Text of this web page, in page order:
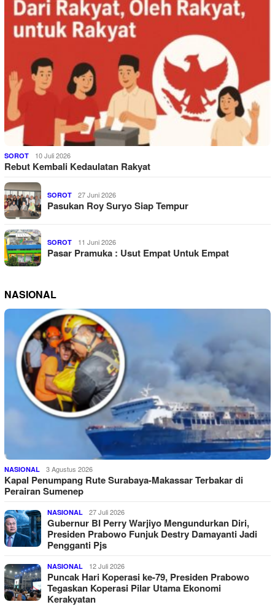
SOROT 10 Juli 2026
Rebut Kembali Kedaulatan Rakyat
SOROT 27 Juni 2026
Pasukan Roy Suryo Siap Tempur
SOROT 11 Juni 2026
Pasar Pramuka : Usut Empat Untuk Empat
NASIONAL
NASIONAL 3 Agustus 2026
Kapal Penumpang Rute Surabaya-Makassar Terbakar di
Perairan Sumenep
NASIONAL 27 Juli 2026
Gubernur BI Perry Warjiyo Mengundurkan Diri,
Presiden Prabowo Funjuk Destry Damayanti Jadi
Pengganti Pjs
NASIONAL 12 Juli 2026
Puncak Hari Koperasi ke-79, Presiden Prabowo
Tegaskan Koperasi Pilar Utama Ekonomi
Kerakyatan